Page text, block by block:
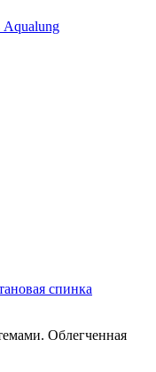
Aqualung
спинка
Облегченная